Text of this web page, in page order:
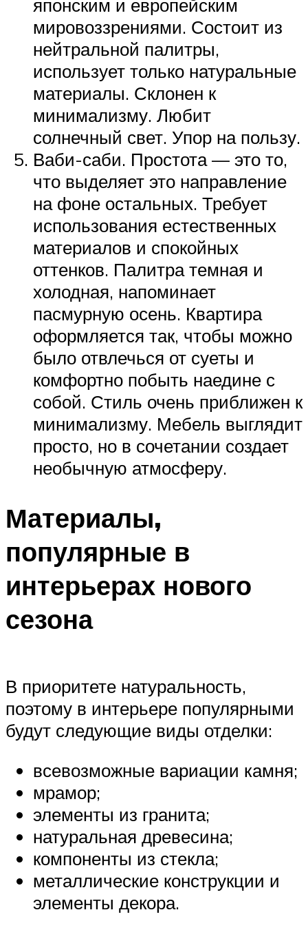
японским и европейским
мировоззрениями. Состоит из
нейтральной палитры,
использует только натуральные
материалы. Склонен к
минимализму. Любит
солнечный свет. Упор на пользу.
Ваби-саби. Простота — это то,
что выделяет это направление
на фоне остальных. Требует
использования естественных
материалов и спокойных
оттенков. Палитра темная и
холодная, напоминает
пасмурную осень. Квартира
оформляется так, чтобы можно
было отвлечься от суеты и
комфортно побыть наедине с
собой. Стиль очень приближен к
минимализму. Мебель выглядит
просто, но в сочетании создает
необычную атмосферу.
Материалы,
популярные в
интерьерах нового
сезона
В приоритете натуральность,
поэтому в интерьере популярными
будут следующие виды отделки:
всевозможные вариации камня;
мрамор;
элементы из гранита;
натуральная древесина;
компоненты из стекла;
металлические конструкции и
элементы декора.